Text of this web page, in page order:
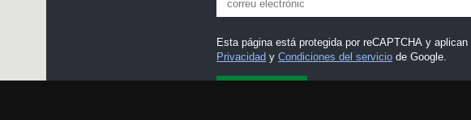
Esta página está protegida por reCAPTCHA y aplican
Privacidad yCondiciones del servicio de Google.